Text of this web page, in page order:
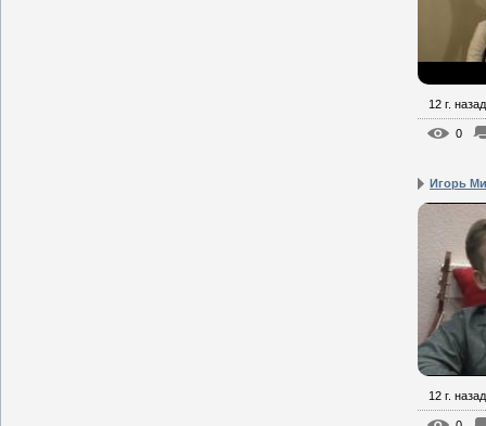
12 г. назад
0
Игорь
12 г. назад